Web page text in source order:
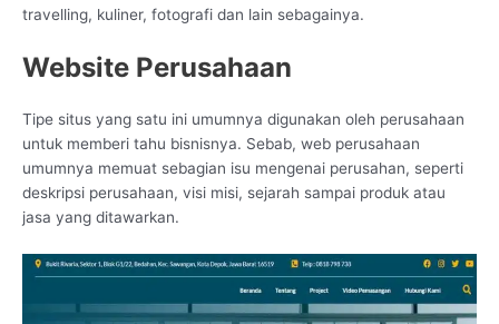
travelling, kuliner, fotografi dan lain sebagainya.
Website Perusahaan
Tipe situs yang satu ini umumnya digunakan oleh perusahaan
untuk memberi tahu bisnisnya. Sebab, web perusahaan
umumnya memuat sebagian isu mengenai perusahan, seperti
deskripsi perusahaan, visi misi, sejarah sampai produk atau
jasa yang ditawarkan.